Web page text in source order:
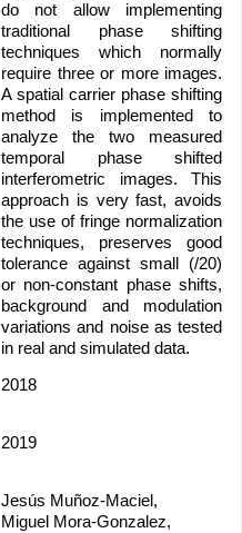
do not allow implementing
traditional phase shifting
techniques which normally
require three or more images.
A spatial carrier phase shifting
method is implemented to
analyze the two measured
temporal phase shifted
interferometric images. This
approach is very fast, avoids
the use of fringe normalization
techniques, preserves good
tolerance against small (/20)
or non-constant phase shifts,
background and modulation
variations and noise as tested
in real and simulated data.
2018
2019
Jesús Muñoz-Maciel,
Miguel Mora-Gonzalez,